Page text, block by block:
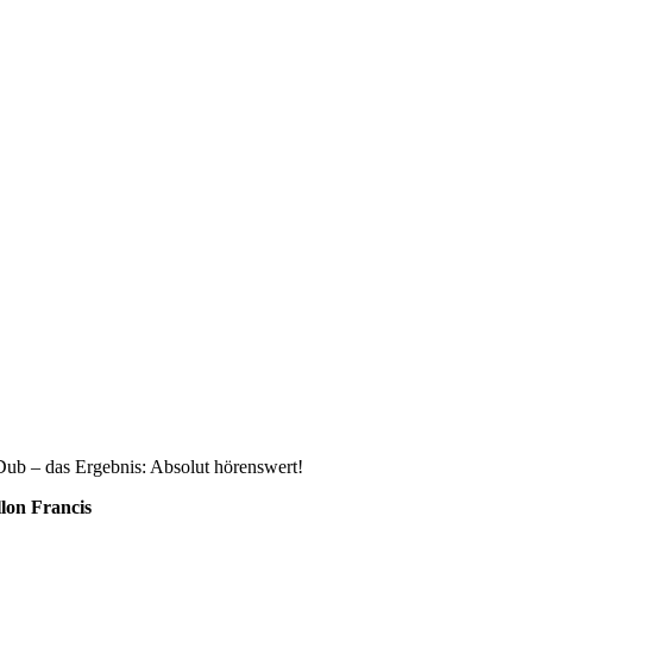
Egen!
– das Ergebnis: Absolut hörenswert!
Francis